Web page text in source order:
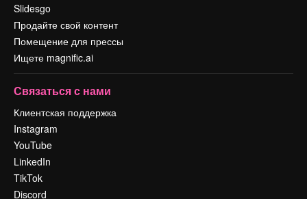
Slidesgo
Продайте свой контент
Помещение для прессы
Ищете magnific.ai
Связаться с нами
Клиентская поддержка
Instagram
YouTube
LinkedIn
TikTok
Discord